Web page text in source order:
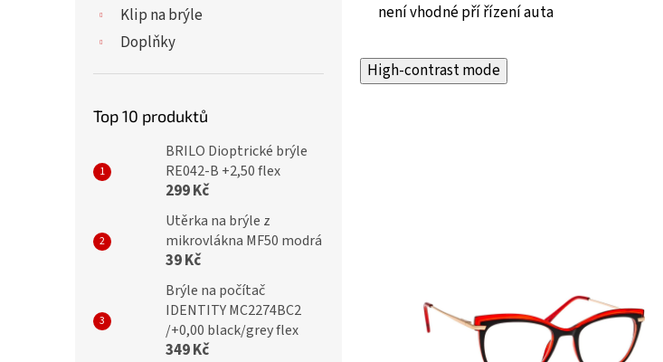
Klip na brýle
Doplňky
Top 10 produktů
BRILO Dioptrické brýle
RE042-B +2,50 flex
299 Kč
Utěrka na brýle z
mikrovlákna MF50 modrá
39 Kč
Brýle na počítač
IDENTITY MC2274BC2
/+0,00 black/grey flex
349 Kč
není vhodné pří řízení auta
High-contrast mode